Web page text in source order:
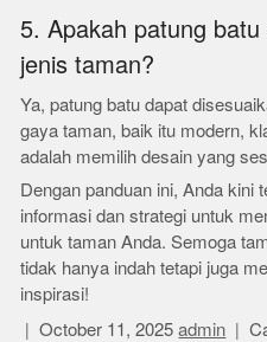
5. Apakah patung
jenis taman?
Ya, patung batu dapat
gaya taman, baik itu modern,
adalah memilih desain yang
Dengan panduan ini, Anda kini
informasi dan strategi untuk
untuk taman Anda. Semoga
tidak hanya indah tetapi juga
inspirasi!
October 11, 2025 admin